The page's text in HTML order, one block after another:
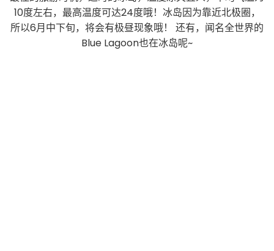
10度左右，最高温度可达24度哦！冰岛因为靠近北极圈，
所以6月中下旬，将会有极昼现象哦！ 还有，闻名全世界的
Blue Lagoon也在冰岛呢~